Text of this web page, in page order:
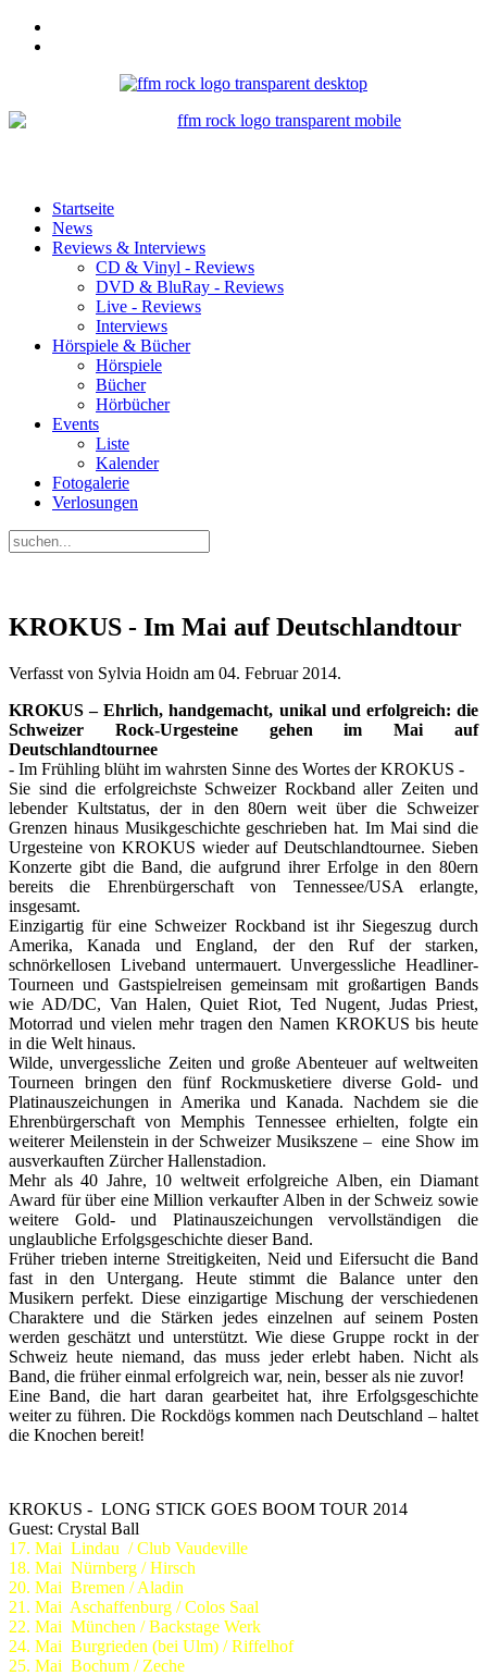
Startseite
News
Reviews & Interviews
CD & Vinyl - Reviews
DVD & BluRay - Reviews
Live - Reviews
Interviews
Hörspiele & Bücher
Hörspiele
Bücher
Hörbücher
Events
Liste
Kalender
Fotogalerie
Verlosungen
KROKUS - Im Mai auf Deutschlandtour
Verfasst von Sylvia Hoidn am 04. Februar 2014.
KROKUS – Ehrlich, handgemacht, unikal und erfolgreich: die
Schweizer Rock-Urgesteine gehen im Mai auf
Deutschlandtournee
- Im Frühling blüht im wahrsten Sinne des Wortes der KROKUS -
Sie sind die erfolgreichste Schweizer Rockband aller Zeiten und
lebender Kultstatus, der in den 80ern weit über die Schweizer
Grenzen hinaus Musikgeschichte geschrieben hat. Im Mai sind die
Urgesteine von KROKUS wieder auf Deutschlandtournee. Sieben
Konzerte gibt die Band, die aufgrund ihrer Erfolge in den 80ern
bereits die Ehrenbürgerschaft von Tennessee/USA erlangte,
insgesamt.
Einzigartig für eine Schweizer Rockband ist ihr Siegeszug durch
Amerika, Kanada und England, der den Ruf der starken,
schnörkellosen Liveband untermauert. Unvergessliche Headliner-
Tourneen und Gastspielreisen gemeinsam mit großartigen Bands
wie AD/DC, Van Halen, Quiet Riot, Ted Nugent, Judas Priest,
Motorrad und vielen mehr tragen den Namen KROKUS bis heute
in die Welt hinaus.
Wilde, unvergessliche Zeiten und große Abenteuer auf weltweiten
Tourneen bringen den fünf Rockmusketiere diverse Gold- und
Platinauszeichungen in Amerika und Kanada. Nachdem sie die
Ehrenbürgerschaft von Memphis Tennessee erhielten, folgte ein
weiterer Meilenstein in der Schweizer Musikszene – eine Show im
ausverkauften Zürcher Hallenstadion.
Mehr als 40 Jahre, 10 weltweit erfolgreiche Alben, ein Diamant
Award für über eine Million verkaufter Alben in der Schweiz sowie
weitere Gold- und Platinauszeichungen vervollständigen die
unglaubliche Erfolgsgeschichte dieser Band.
Früher trieben interne Streitigkeiten, Neid und Eifersucht die Band
fast in den Untergang. Heute stimmt die Balance unter den
Musikern perfekt. Diese einzigartige Mischung der verschiedenen
Charaktere und die Stärken jedes einzelnen auf seinem Posten
werden geschätzt und unterstützt. Wie diese Gruppe rockt in der
Schweiz heute niemand, das muss jeder erlebt haben. Nicht als
Band, die früher einmal erfolgreich war, nein, besser als nie zuvor!
Eine Band, die hart daran gearbeitet hat, ihre Erfolgsgeschichte
weiter zu führen. Die Rockdögs kommen nach Deutschland – haltet
die Knochen bereit!
KROKUS - LONG STICK GOES BOOM TOUR 2014
Guest: Crystal Ball
17. Mai Lindau / Club Vaudeville
18. Mai Nürnberg / Hirsch
20. Mai Bremen / Aladin
21. Mai Aschaffenburg / Colos Saal
22. Mai München / Backstage Werk
24. Mai Burgrieden (bei Ulm) / Riffelhof
25. Mai Bochum / Zeche